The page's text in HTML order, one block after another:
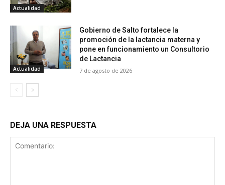
Actualidad
Actualidad
Gobierno de Salto fortalece la
promoción de la lactancia materna y
pone en funcionamiento un Consultorio
de Lactancia
7 de agosto de 2026
DEJA UNA RESPUESTA